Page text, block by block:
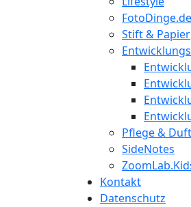
FotoDinge.de
Stift & Papier
Pflege & Duft
SideNotes
Kontakt
Datenschutz